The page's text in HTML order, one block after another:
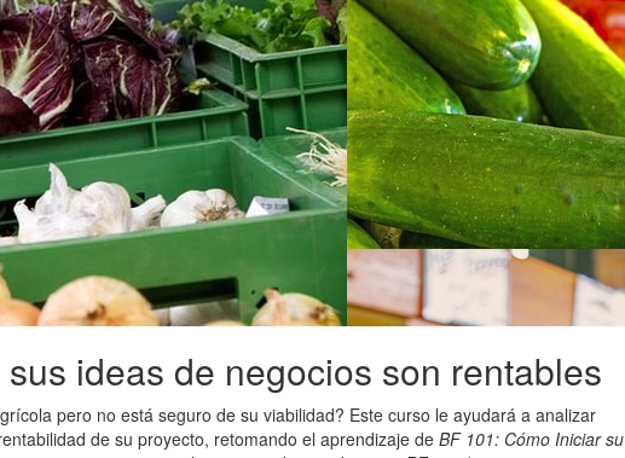
ideas de negocios son rentables
pero no está seguro de su viabilidad? Este curso le ayudará a analizar
de su proyecto, retomando el aprendizaje deBF 101: Cómo Iniciar su